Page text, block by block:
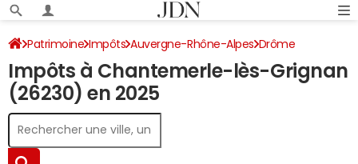
Patrimoine Impôts Auvergne-Rhône-Alpes Drôme
Chantemerle-lès-Grignan Impôt sur le revenu
Impôts à Chantemerle-lès-Grignan
(26230) en 2025